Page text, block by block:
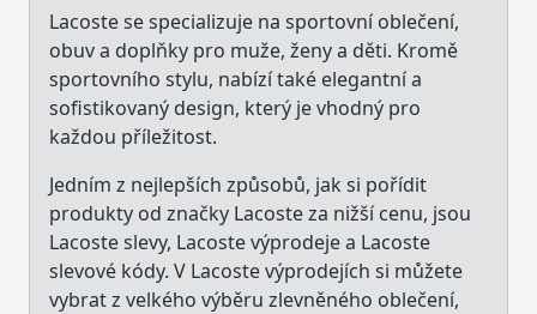
Lacoste se specializuje na sportovní oblečení,
obuv a doplňky pro muže, ženy a děti. Kromě
sportovního stylu, nabízí také elegantní a
sofistikovaný design, který je vhodný pro
každou příležitost.
Jedním z nejlepších způsobů, jak si pořídit
produkty od značky Lacoste za nižší cenu, jsou
Lacoste slevy, Lacoste výprodeje a Lacoste
slevové kódy. V Lacoste výprodejích si můžete
vybrat z velkého výběru zlevněného oblečení,